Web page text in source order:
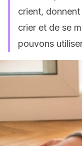
crient,
crier et de se
pouvons